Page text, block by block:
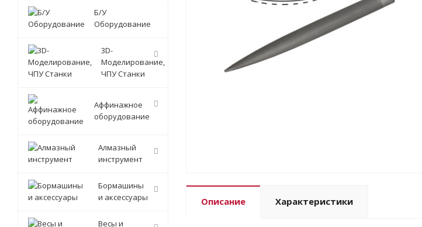
Описание Характеристики
Б/У
Оборудование
3D-
Моделирование,
ЧПУ Станки
Аффинажное
оборудование
Алмазный
инструмент
Бормашины
и аксессуары
Весы и